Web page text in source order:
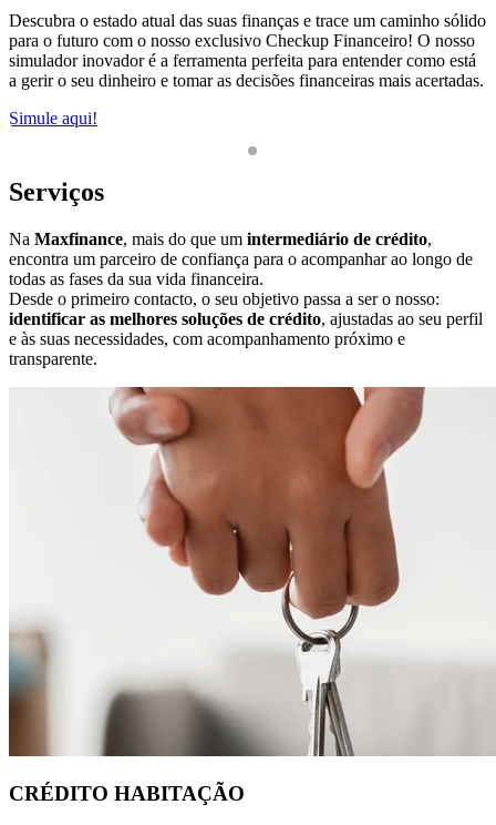
Descubra o estado atual das suas finanças e trace um caminho sólido
para o futuro com o nosso exclusivo Checkup Financeiro! O nosso
simulador inovador é a ferramenta perfeita para entender como está
a gerir o seu dinheiro e tomar as decisões financeiras mais acertadas.
Simule aqui!
12
Serviços
Na Maxfinance, mais do que um intermediário de crédito,
encontra um parceiro de confiança para o acompanhar ao longo de
todas as fases da sua vida financeira.
Desde o primeiro contacto, o seu objetivo passa a ser o nosso:
identificar as melhores soluções de crédito, ajustadas ao seu perfil
e às suas necessidades, com acompanhamento próximo e
transparente.
CRÉDITO HABITAÇÃO